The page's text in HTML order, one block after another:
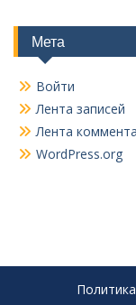
Мета
Войти
Лента записей
Лента
WordPress.org